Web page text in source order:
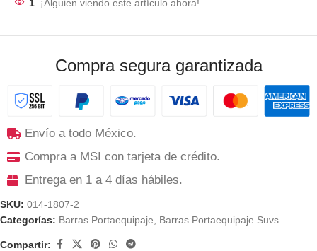
1 ¡Alguien viendo este artículo ahora!
Compra segura garantizada
Envío a todo México.
Compra a MSI con tarjeta de crédito.
Entrega en 1 a 4 días hábiles.
SKU: 014-1807-2
Categorías: Barras Portaequipaje Barras Portaequipaje Suvs
Compartir: